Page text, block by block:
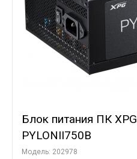
Блок питания ПК XPG
PYLONII750B
Модель: 202978